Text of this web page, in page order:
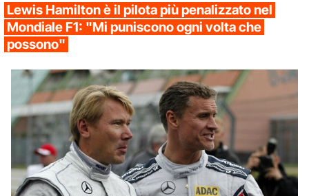
Lewis Hamilton è il pilota più penalizzato nel
Mondiale F1: "Mi puniscono ogni volta che
possono"